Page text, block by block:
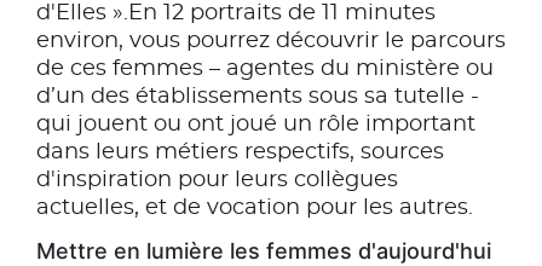
d'Elles ».En 12 portraits de 11 minutes
environ, vous pourrez découvrir le parcours
de ces femmes – agentes du ministère ou
d’un des établissements sous sa tutelle -
qui jouent ou ont joué un rôle important
dans leurs métiers respectifs, sources
d'inspiration pour leurs collègues
actuelles, et de vocation pour les autres.
Mettre en lumière les femmes d'aujourd'hui